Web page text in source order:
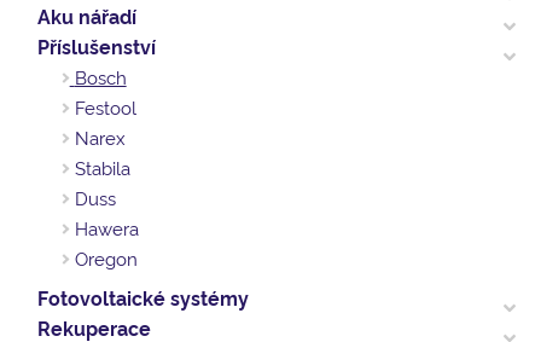
Aku nářadí
Příslušenství
Bosch
Festool
Narex
Stabila
Duss
Hawera
Oregon
Fotovoltaické systémy
Rekuperace